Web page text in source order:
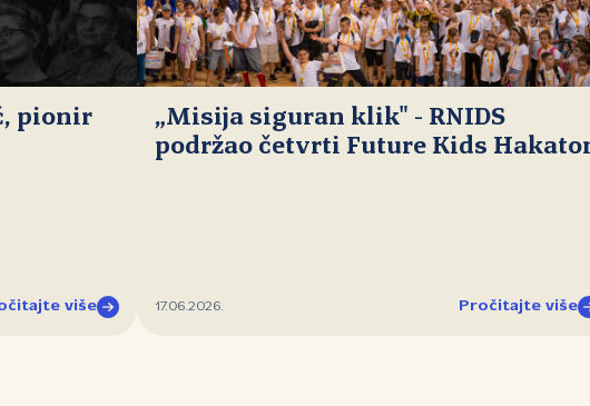
pionir
više
„Misija siguran klik" - RNIDS
podržao četvrti Future Kids
17.06.2026. Pročitajte više